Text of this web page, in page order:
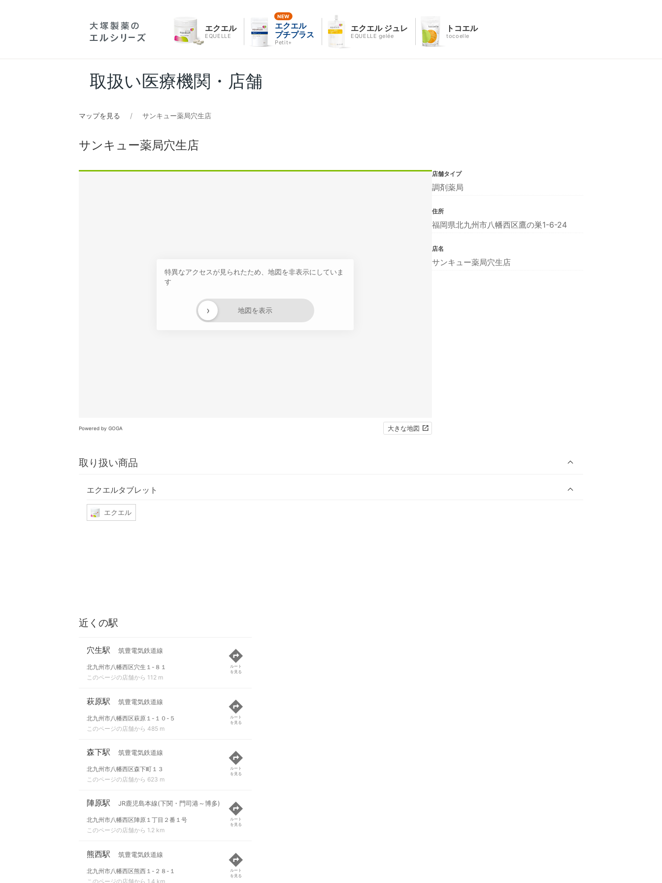
エクエル
EQUELLE
エクエル
プチプラス
Petit+
エクエル ジュレ
EQUELLE gelée
トコエル
tocoelle
取扱い医療機関・店舗
マップを見る サンキュー薬局穴生店
サンキュー薬局穴生店
特異なアクセスが見られたため、地図を非表示にしていま
す
地図を表示
›
Powered by GOGA 大きな地図
取り扱い商品
エクエルタブレット
エクエル
店舗タイプ
調剤薬局
住所
福岡県北九州市八幡西区鷹の巣1-6-24
店名
サンキュー薬局穴生店
近くの駅
穴生駅 筑豊電気鉄道線
北九州市八幡西区穴生１-８１
このページの店舗から 112 m
ルート
を見る
萩原駅 筑豊電気鉄道線
北九州市八幡西区萩原１-１０-５
このページの店舗から 485 m
ルート
を見る
森下駅 筑豊電気鉄道線
北九州市八幡西区森下町１３
このページの店舗から 623 m
ルート
を見る
陣原駅 JR鹿児島本線(下関・門司港～博多)
北九州市八幡西区陣原１丁目２番１号
このページの店舗から 1.2 km
ルート
を見る
熊西駅 筑豊電気鉄道線
北九州市八幡西区熊西１-２８-１
このページの店舗から 1.4 km
ルート
を見る